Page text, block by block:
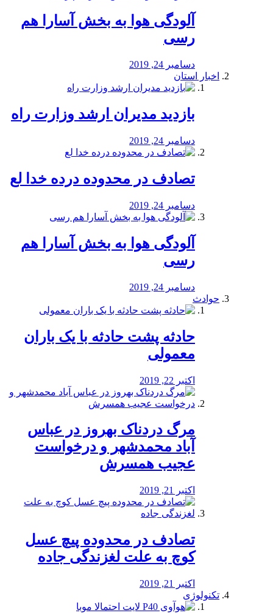
آلودگی هوا به بخش آسارا هم
رسی
دسامبر 24, 2019
اخبار استان
بازدید مدیران ارشد وزارت راه
دسامبر 24, 2019
تصادف در محدوده درده خدا لع
دسامبر 24, 2019
آلودگی هوا به بخش آسارا هم
رسی
دسامبر 24, 2019
حوادث
️حادثه پشت حادثه با یک باران
معمولی
اکتبر 22, 2019
مرگ دردناک بهروز در عباس
آباد محمدشهر و درخواست
عجیب همسرش
اکتبر 21, 2019
تصادف در محدوده پیچ عسل
کوچ به علت لغزندگی جاده
اکتبر 21, 2019
تکنولوژی